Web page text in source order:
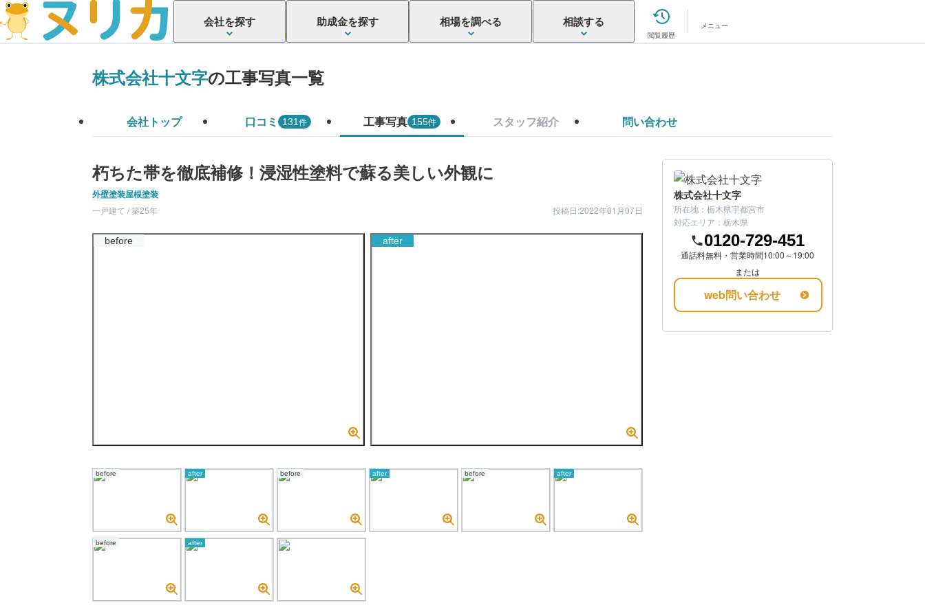
会社を探す 助成金を探す 相場を調べる 相談する
閲覧履歴
メニュー
株式会社十文字の工事写真一覧
会社トップ 口コミ 131件 工事写真 155件 スタッフ紹介 問い合わせ
朽ちた帯を徹底補修！浸湿性塗料で蘇る美しい外観に
外壁塗装屋根塗装
一戸建て / 築25年 投稿日:2022年01月07日
before after
before after before after before after
before after
株式会社十文字
所在地： 栃木県宇都宮市
対応エリア： 栃木県
0120-729-451
通話料無料・営業時間10:00～19:00
または
web問い合わせ